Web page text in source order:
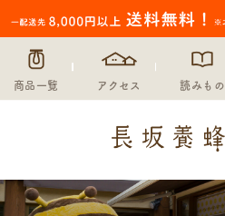
商品一覧 アクセス 読みもの